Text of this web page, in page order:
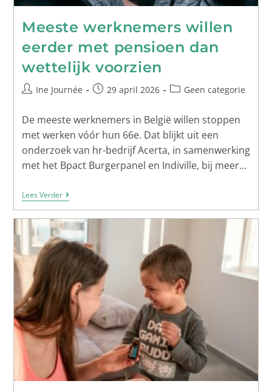
Meeste werknemers willen
eerder met pensioen dan
wettelijk voorzien
Ine Journée 29 april 2026 Geen categorie
De meeste werknemers in België willen stoppen
met werken vóór hun 66e. Dat blijkt uit een
onderzoek van hr-bedrijf Acerta, in samenwerking
met het Bpact Burgerpanel en Indiville, bij meer…
Lees Verder